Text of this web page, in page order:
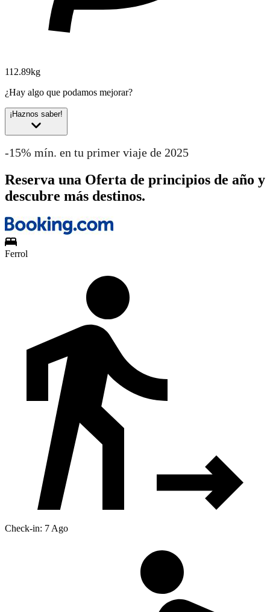
112.89kg
¿Hay algo que podamos mejorar?
¡Haznos saber!
-15% mín. en tu primer viaje de 2025
Reserva una Oferta de principios de año y
descubre más destinos.
Ferrol
Check-in: 7 Ago